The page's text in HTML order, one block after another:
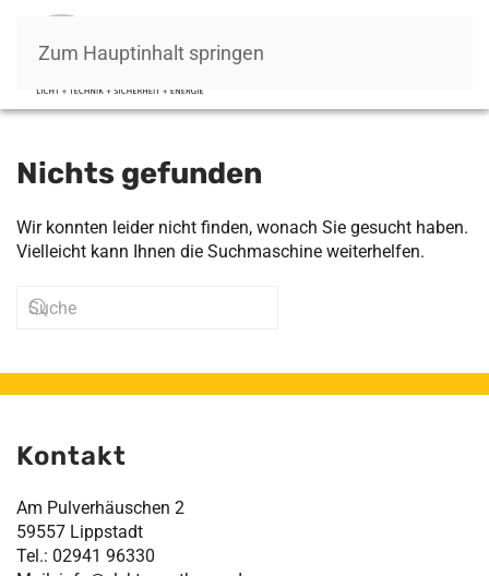
Zum Hauptinhalt springen
Nichts gefunden
Wir konnten leider nicht finden, wonach Sie gesucht haben.
Vielleicht kann Ihnen die Suchmaschine weiterhelfen.
Kontakt
Am Pulverhäuschen 2
59557 Lippstadt
Tel.: 02941 96330